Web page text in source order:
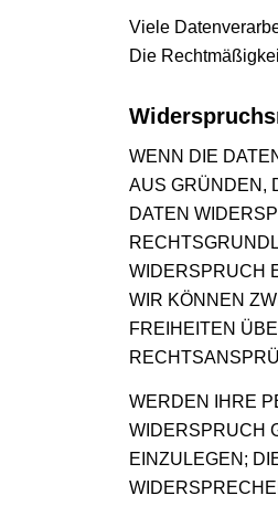
Viele
Die
WENN DIE
AUS GRÜNDEN,
DATEN
WIDERSPRUCH
WIR KÖNNEN
FREIHEITEN
WERDEN IHRE
WIDERSPRUCH
EINZULEGEN;